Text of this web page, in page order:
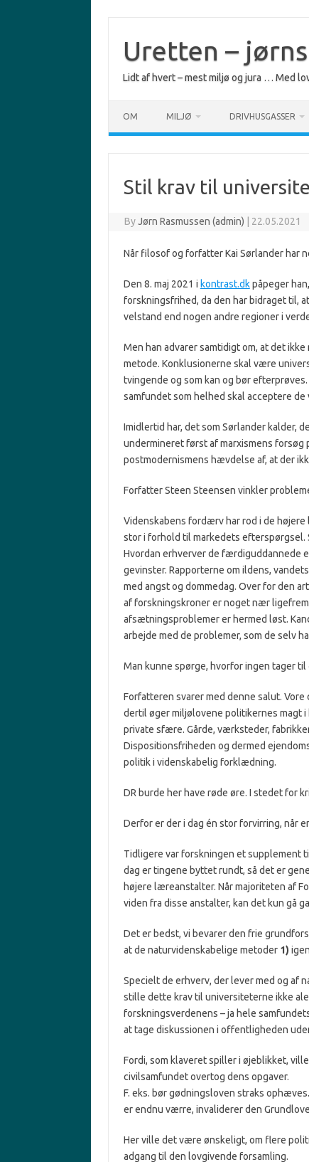
content
Uretten –
Lidt af hvert – mest miljø og jura … Med
OM MILJØ DRIVHUSGASSER
Stil krav til
ByJørn Rasmussen (admin) 22.05.2021
Når filosof og forfatter Kai Sørlander har
Den 8. maj 2021 i kontrast.dkpåpeger
forskningsfrihed, da den har bidraget til,
velstand end nogen andre regioner i
Men han advarer samtidigt om, at det
metode. Konklusionerne skal være
tvingende og som kan og bør
samfundet som helhed skal acceptere
Imidlertid har, det som Sørlander
undermineret først af marxismens
postmodernismens hævdelse af, at der
Forfatter Steen Steensen vinkler
Videnskabens fordærv har rod i de
stor i forhold til mar­kedets
Hvordan erhver­ver de færdiguddannede
ge­vinster. Rapporterne om il­dens,
med angst og dommedag. Over for den
af forskningskroner er noget nær
afsætning­sproblemer er hermed løst.
arbejde med de problemer, som de selv
Man kunne spørge, hvorfor ingen tager
Forfatteren svarer med denne salut.
dertil øger miljølovene politi­kernes magt
private sfære. Gårde, værksteder,
Dispositions­friheden og dermed
politik i videnskabelig forklæd­ning.
DR burde her have røde øre. I stedet for
Derfor er der i dag én stor forvirring, når
Tidligere var forskningen et supplement
dag er tingene byttet rundt, så det er
højere læreanstalter. Når majoriteten af
viden fra disse anstalter, kan det kun gå
Det er bedst, vi bevarer den frie
at de naturvidenskabelige metoder 1)
Specielt de erhverv, der lever med og af
stille dette krav til universiteterne ikke
forskningsverdenens – ja hele
at tage diskussionen i offentligheden
Fordi, som klaveret spiller i øjeblikket,
civilsamfundet overtog dens opgaver.
F. eks. bør gødningsloven straks
er endnu værre, invaliderer den
Her ville det være ønskeligt, om flere
adgang til den lovgivende forsamling.